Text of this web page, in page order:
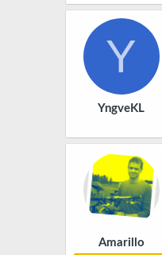
Y
YngveKL
Amarillo